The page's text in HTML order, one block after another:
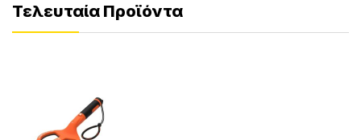
Τελευταία Προϊόντα